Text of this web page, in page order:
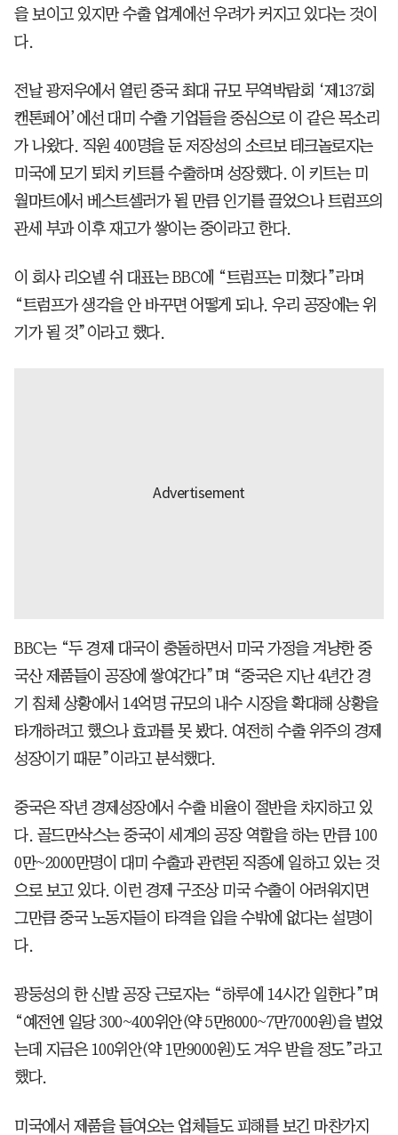
을 보이고 있지만 수출 업계에선 우려가 커지고 있다는 것이
다.
전날 광저우에서 열린 중국 최대 규모 무역박람회 ‘제137회
캔톤페어’에선 대미 수출 기업들을 중심으로 이 같은 목소리
가 나왔다. 직원 400명을 둔 저장성의 소르보 테크놀로지는
미국에 모기 퇴치 키트를 수출하며 성장했다. 이 키트는 미
월마트에서 베스트셀러가 될 만큼 인기를 끌었으나 트럼프의
관세 부과 이후 재고가 쌓이는 중이라고 한다.
이 회사 리오넬 쉬 대표는 BBC에 “트럼프는 미쳤다”라며
“트럼프가 생각을 안 바꾸면 어떻게 되나. 우리 공장에는 위
기가 될 것”이라고 했다.
BBC는 “두 경제 대국이 충돌하면서 미국 가정을 겨냥한 중
국산 제품들이 공장에 쌓여간다”며 “중국은 지난 4년간 경
기 침체 상황에서 14억명 규모의 내수 시장을 확대해 상황을
타개하려고 했으나 효과를 못 봤다. 여전히 수출 위주의 경제
성장이기 때문”이라고 분석했다.
중국은 작년 경제성장에서 수출 비율이 절반을 차지하고 있
다. 골드만삭스는 중국이 세계의 공장 역할을 하는 만큼 100
0만~2000만명이 대미 수출과 관련된 직종에 일하고 있는 것
으로 보고 있다. 이런 경제 구조상 미국 수출이 어려워지면
그만큼 중국 노동자들이 타격을 입을 수밖에 없다는 설명이
다.
광둥성의 한 신발 공장 근로자는 “하루에 14시간 일한다”며
“예전엔 일당 300~400위안(약 5만8000~7만7000원)을 벌었
는데 지금은 100위안(약 1만9000원)도 겨우 받을 정도”라고
했다.
미국에서 제품을 들여오는 업체들도 피해를 보긴 마찬가지